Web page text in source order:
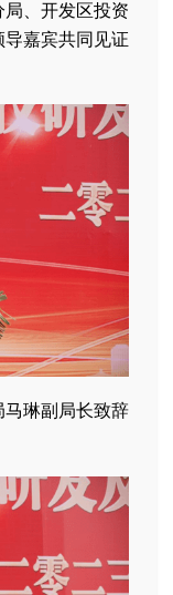
、开发区投资
嘉宾共同见证
琳副局长致辞